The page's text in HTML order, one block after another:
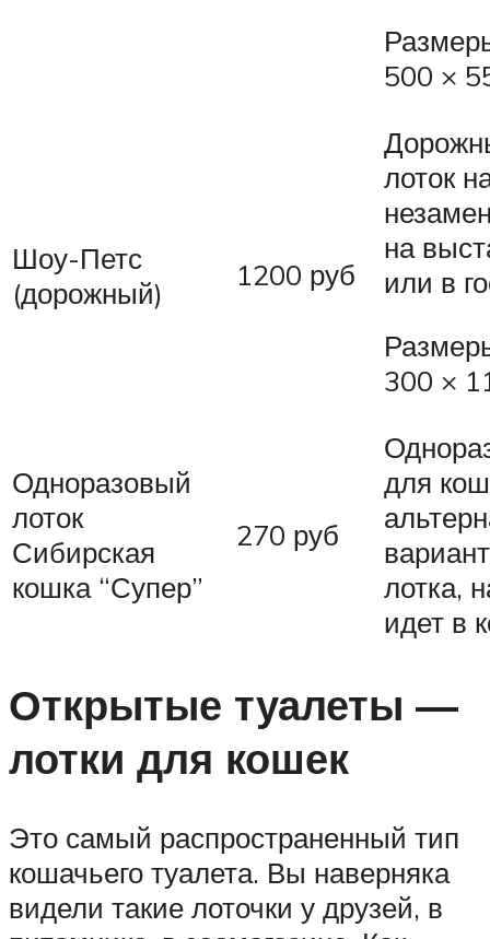
500 ×
Шоу-Петс
(дорожный)
1200 руб
лоток
на
или в
300 ×
Одноразовый
лоток
Сибирская
кошка “Супер”
270 руб
для
лотка,
идет в
Открытые туалеты —
лотки для кошек
Это самый распространенный тип
кошачьего туалета. Вы наверняка
видели такие лоточки у друзей, в